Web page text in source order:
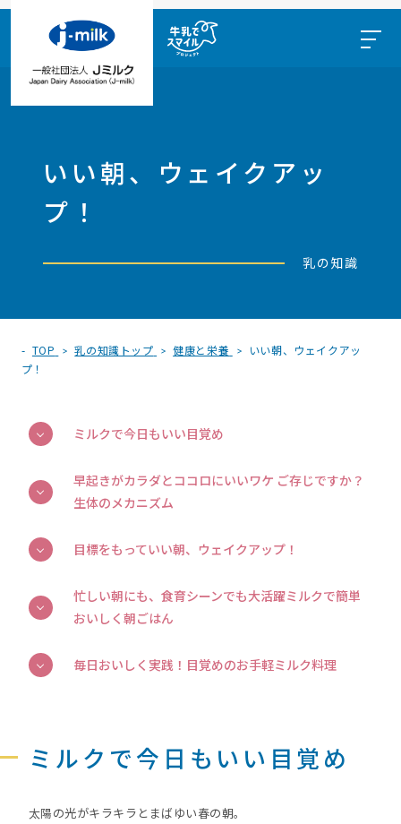
いい朝、ウェイクアッ
プ！
乳の知識
TOP 乳の知識トップ 健康と栄養
いい朝、ウェイクアッ
プ！
ミルクで今日もいい目覚め
早起きがカラダとココロにいいワケ ご存じですか？
生体のメカニズム
目標をもっていい朝、ウェイクアップ！
忙しい朝にも、食育シーンでも大活躍ミルクで簡単
おいしく朝ごはん
毎日おいしく実践！目覚めのお手軽ミルク料理
ミルクで今日もいい目覚め
太陽の光がキラキラとまばゆい春の朝。